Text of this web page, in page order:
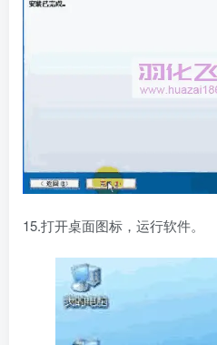
15.打开桌面图标，运行软件。